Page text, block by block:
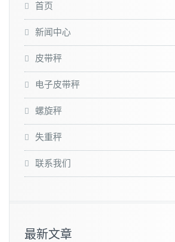
首页
新闻中心
皮带秤
电子皮带秤
螺旋秤
失重秤
联系我们
最新文章